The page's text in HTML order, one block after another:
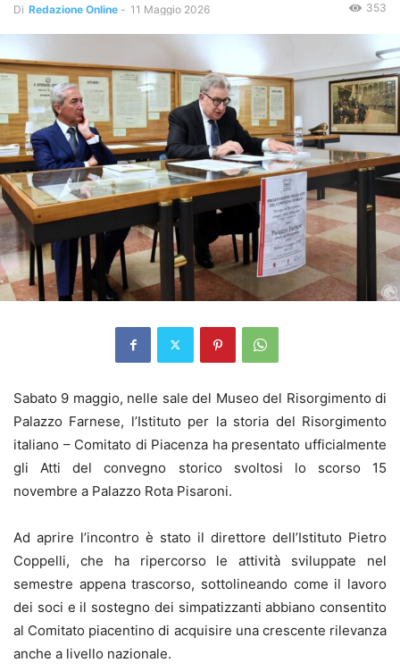
Di Redazione Online - 11 Maggio 2026 353
Sabato 9 maggio, nelle sale del Museo del Risorgimento di
Palazzo Farnese, l’Istituto per la storia del Risorgimento
italiano – Comitato di Piacenza ha presentato ufficialmente
gli Atti del convegno storico svoltosi lo scorso 15
novembre a Palazzo Rota Pisaroni.
Ad aprire l’incontro è stato il direttore dell’Istituto Pietro
Coppelli, che ha ripercorso le attività sviluppate nel
semestre appena trascorso, sottolineando come il lavoro
dei soci e il sostegno dei simpatizzanti abbiano consentito
al Comitato piacentino di acquisire una crescente rilevanza
anche a livello nazionale.